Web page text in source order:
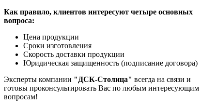
Как правило, клиентов интересуют четыре основных
вопроса:
Цена продукции
Сроки изготовления
Скорость доставки продукции
Юридическая защищенность (подписание договора)
Эксперты компании "ДСК-Столица" всегда на связи и
готовы проконсультировать Вас по любым интересующим
вопросам!